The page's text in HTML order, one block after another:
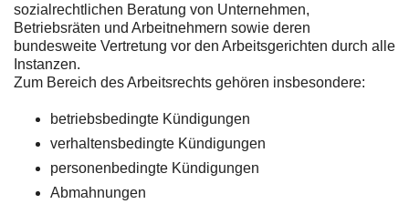
sozialrechtlichen Beratung von Unternehmen,
Betriebsräten und Arbeitnehmern sowie deren
bundesweite Vertretung vor den Arbeitsgerichten durch alle
Instanzen.
Zum Bereich des Arbeitsrechts gehören insbesondere:
betriebsbedingte Kündigungen
verhaltensbedingte Kündigungen
personenbedingte Kündigungen
Abmahnungen